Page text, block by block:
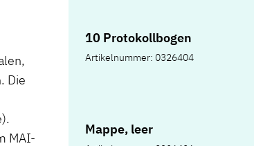
10 Protokollbogen
Artikelnummer: 0326404
Mappe, leer
Die
MAI-